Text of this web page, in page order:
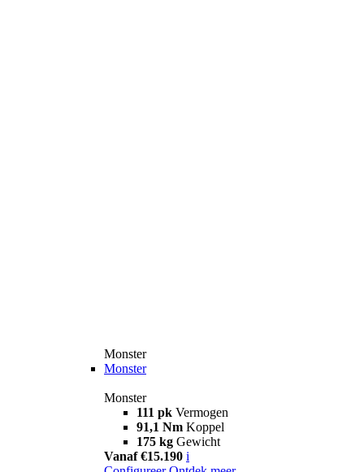
Monster
Monster
Monster
111 pk Vermogen
91,1 Nm Koppel
175 kg Gewicht
Vanaf €15.190 i